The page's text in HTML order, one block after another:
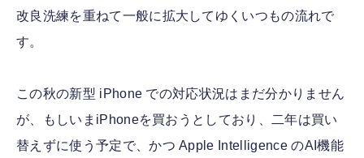
改良洗練を重ねて一般に拡大してゆくいつもの流れで
す。
この秋の新型 iPhone での対応状況はまだ分かりません
が、もしいまiPhoneを買おうとしており、二年は買い
替えずに使う予定で、かつ Apple Intelligence のAI機能